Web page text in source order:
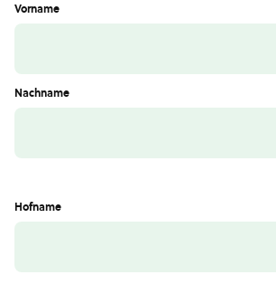
Vorname
Nachname
Hofname